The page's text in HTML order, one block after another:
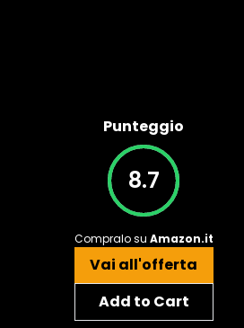
Punteggio
8.7
Compralo su Amazon.it
Vai all'offerta
Add to Cart